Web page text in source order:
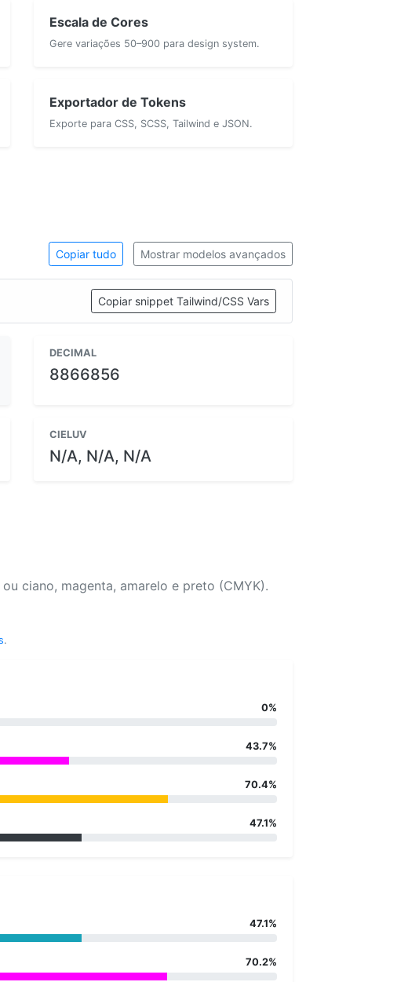
Escala de Cores
Gere variações 50–900 para design system.
Exportador de Tokens
Exporte para CSS, SCSS, Tailwind e JSON.
Copiar tudo Mostrar modelos avançados
Copiar snippet Tailwind/CSS Vars
DECIMAL
8866856
CIELUV
N/A, N/A, N/A
ciano, magenta, amarelo e preto (CMYK).
.
0%
43.7%
70.4%
47.1%
47.1%
70.2%